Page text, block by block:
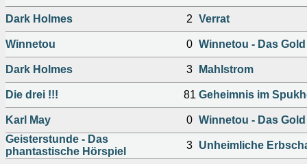
Dark Holmes 2 Verrat
Winnetou 0 Winnetou - Das
Dark Holmes 3 Mahlstrom
Die drei !!! 81 Geheimnis im
Karl May 0 Winnetou - Das
Geisterstunde - Das
phantastische Hörspiel
3 Unheimliche